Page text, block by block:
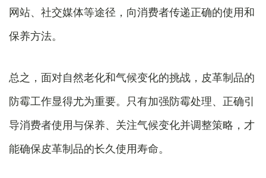
网站、社交媒体等途径，向消费者传递正确的使用和
保养方法。
总之，面对自然老化和气候变化的挑战，皮革制品的
防霉工作显得尤为重要。只有加强防霉处理、正确引
导消费者使用与保养、关注气候变化并调整策略，才
能确保皮革制品的长久使用寿命。